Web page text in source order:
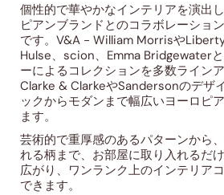
個性的で華やかなインテリアを演出
ピアンブランドとのコラボレーショ
です。V&A - William Morrisや
Hulse、scion、Emma Bridgewater
ーによるコレクションを多数ラインア
Clarke & ClarkeやSandersonのデザ
ックからモダンまで幅広いヨーロピ
ます。
芸術的で重厚感のあるパターンから
れる柄まで、お部屋に取り入れるだ
広がり、ワンランク上のインテリア
できます。